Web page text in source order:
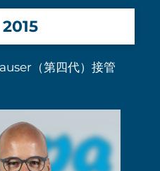
2015
（第四代）接管